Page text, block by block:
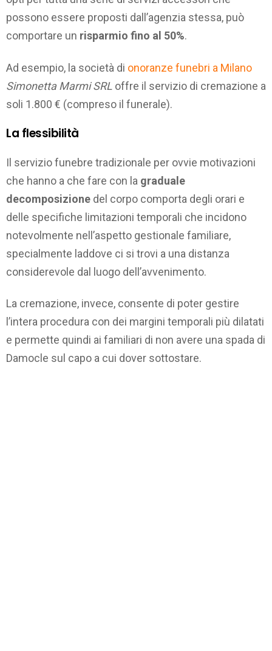
possono essere proposti dall’agenzia stessa, può
comportare un risparmio fino al 50%.
Ad esempio, la società di onoranze funebri a Milano
Simonetta Marmi SRL offre il servizio di cremazione a
soli 1.800 € (compreso il funerale).
La flessibilità
Il servizio funebre tradizionale per ovvie motivazioni
che hanno a che fare con la graduale
decomposizione del corpo comporta degli orari e
delle specifiche limitazioni temporali che incidono
notevolmente nell’aspetto gestionale familiare,
specialmente laddove ci si trovi a una distanza
considerevole dal luogo dell’avvenimento.
La cremazione, invece, consente di poter gestire
l’intera procedura con dei margini temporali più dilatati
e permette quindi ai familiari di non avere una spada di
Damocle sul capo a cui dover sottostare.